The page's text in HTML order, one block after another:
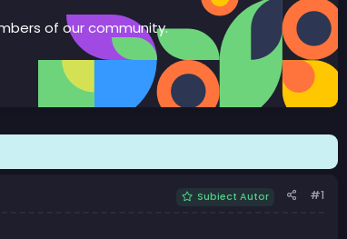
of our community.
Subiect Autor #1